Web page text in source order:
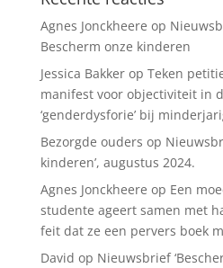
Agnes Jonckheere op
Bescherm onze kinderen
Jessica Bakkerop Teken
manifest voor objectiviteit in
‘genderdysforie’ bij
Bezorgde ouders op
kinderen’, augustus 2024.
Agnes Jonckheere op Een
studente ageert samen met
feit dat ze een pervers boek
David op Nieuwsbrief